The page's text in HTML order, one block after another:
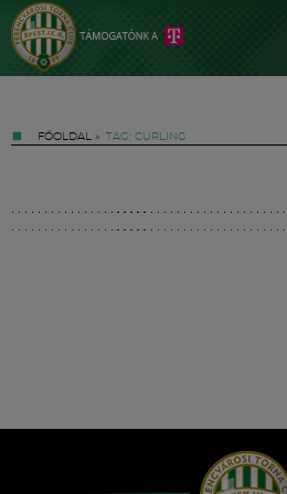
FŐOLDAL » TAG: CURLING
Hírek